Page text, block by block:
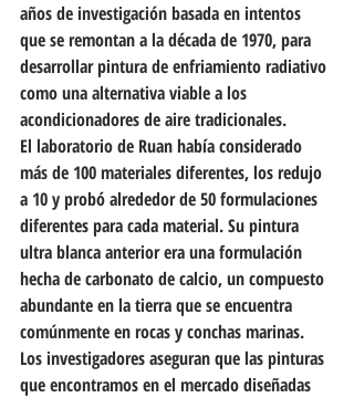
años de investigación basada en intentos
que se remontan a la década de 1970, para
desarrollar pintura de enfriamiento radiativo
como una alternativa viable a los
acondicionadores de aire tradicionales.
El laboratorio de Ruan había considerado
más de 100 materiales diferentes, los redujo
a 10 y probó alrededor de 50 formulaciones
diferentes para cada material. Su pintura
ultra blanca anterior era una formulación
hecha de carbonato de calcio, un compuesto
abundante en la tierra que se encuentra
comúnmente en rocas y conchas marinas.
Los investigadores aseguran que las pinturas
que encontramos en el mercado diseñadas